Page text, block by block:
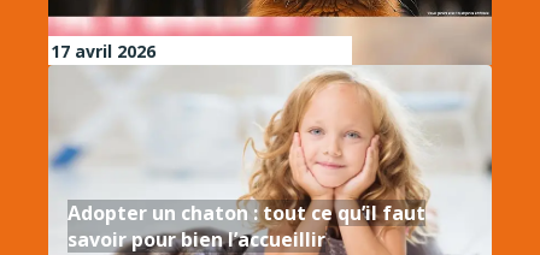
17 avril 2026
Adopter un chaton : tout ce qu’il faut
savoir pour bien l’accueillir